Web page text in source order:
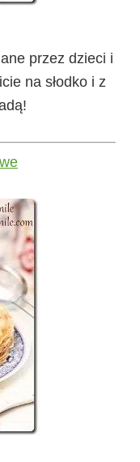
przez dzieci i
na słodko i z